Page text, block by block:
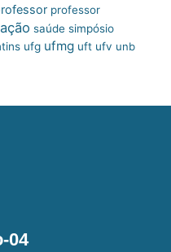
professor
saúde simpósio
ufg ufmg uft ufv unb
04